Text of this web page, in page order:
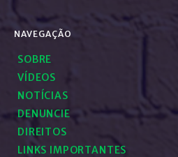
NAVEGAÇÃO
SOBRE
VÍDEOS
NOTÍCIAS
DENUNCIE
DIREITOS
LINKS IMPORTANTES